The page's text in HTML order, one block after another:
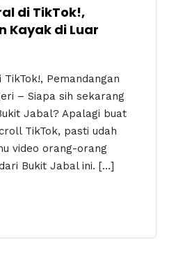
di TikTok!,
Kayak di Luar
Pemandangan
– Siapa sih sekarang
Jabal? Apalagi buat
TikTok, pasti udah
video orang-orang
Bukit Jabal ini. […]